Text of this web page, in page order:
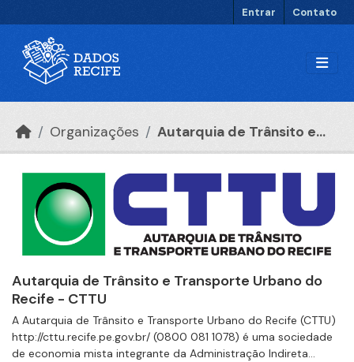
Entrar Contato
Organizações Autarquia de Trânsito e...
Autarquia de Trânsito e Transporte Urbano do
Recife - CTTU
A Autarquia de Trânsito e Transporte Urbano do Recife (CTTU)
http://cttu.recife.pe.gov.br/ (0800 081 1078) é uma sociedade
de economia mista integrante da Administração Indireta...